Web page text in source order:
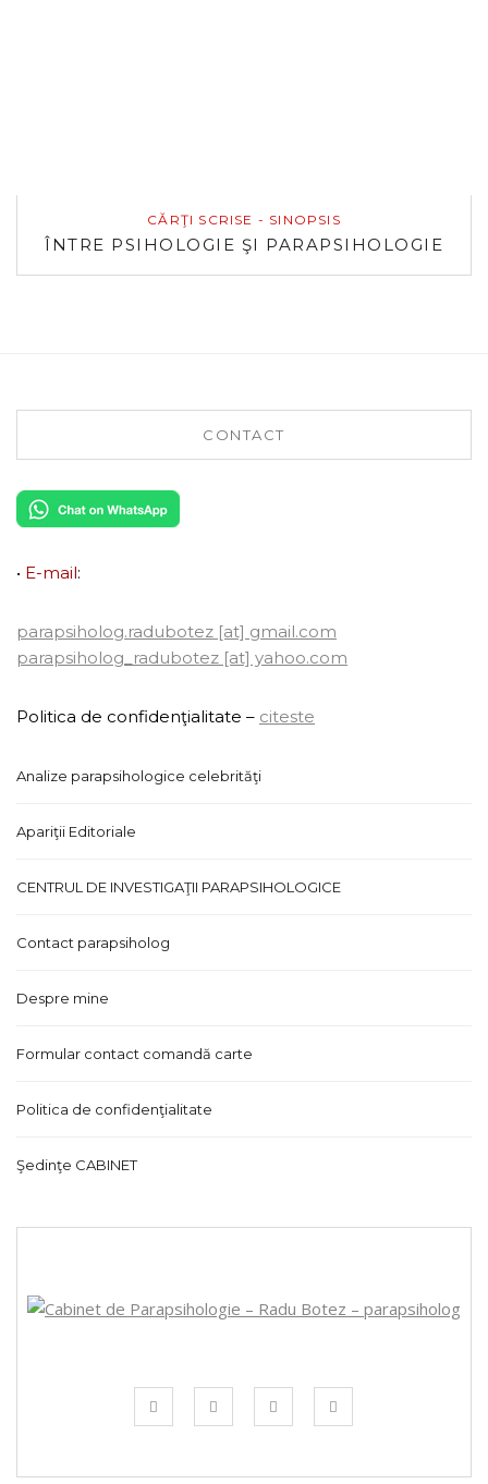
CĂRŢI SCRISE - SINOPSIS
ÎNTRE PSIHOLOGIE ŞI PARAPSIHOLOGIE
CONTACT
• E-mail:
parapsiholog.radubotez [at] gmail.com
parapsiholog_radubotez [at] yahoo.com
Politica de confidenţialitate – citeste
Analize parapsihologice celebrităţi
Apariţii Editoriale
CENTRUL DE INVESTIGAŢII PARAPSIHOLOGICE
Contact parapsiholog
Despre mine
Formular contact comandă carte
Politica de confidenţialitate
Şedinţe CABINET